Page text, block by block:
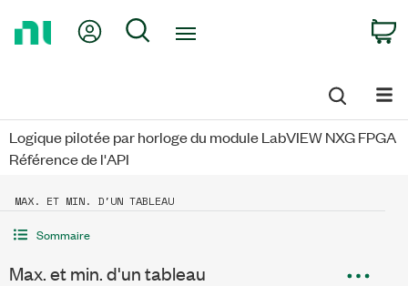
My Account
Search
Logique pilotée par horloge du module LabVIEW NXG FPGA
Référence de l'API
MAX. ET MIN. D'UN TABLEAU
Sommaire
Max. et min. d'un tableau